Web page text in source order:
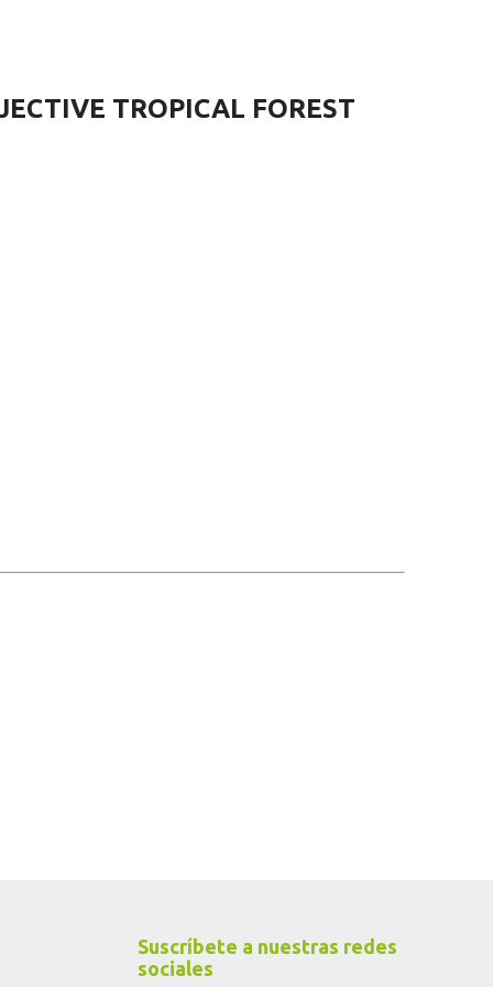
TROPICAL FOREST
Suscríbete a nuestras redes
sociales